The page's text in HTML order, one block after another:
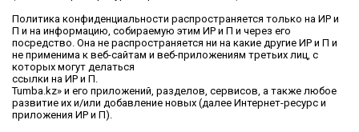
Политика конфиденциальности распространяется только на ИР и
П и на информацию, собираемую этим ИР и П и через его
посредство. Она не распространяется ни на какие другие ИР и П и
не применима к веб-сайтам и веб-приложениям третьих лиц, с
которых могут делаться
ссылки на ИР и П.
Tumba.kz» и его приложений, разделов, сервисов, а также любое
развитие их и/или добавление новых (далее Интернет-ресурс и
приложения ИР и П).